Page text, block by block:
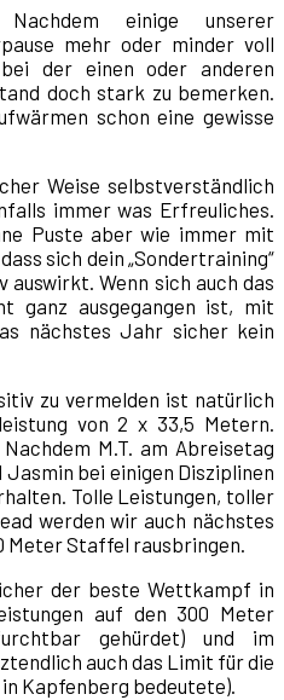
einige unserer
mehr oder minder voll
der einen oder anderen
doch stark zu bemerken.
schon eine gewisse
Weise selbstverständlich
immer was Erfreuliches.
Puste aber wie immer mit
sich dein „Sondertraining“
Wenn sich auch das
ganz ausgegangen ist, mit
nächstes Jahr sicher kein
zu vermelden ist natürlich
von 2 x 33,5 Metern.
M.T. am Abreisetag
bei einigen Disziplinen
Tolle Leistungen, toller
werden wir auch nächstes
Meter Staffel rausbringen.
der beste Wettkampf in
auf den 300 Meter
gehürdet) und im
auch das Limit für die
Kapfenberg bedeutete).